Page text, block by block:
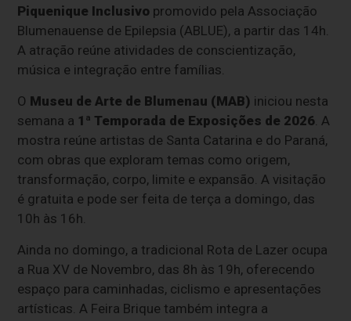
Piquenique Inclusivo promovido pela Associação
Blumenauense de Epilepsia (ABLUE), a partir das 14h.
A atração reúne atividades de conscientização,
música e integração entre famílias.
O Museu de Arte de Blumenau (MAB) iniciou nesta
semana a 1ª Temporada de Exposições de 2026 . A
mostra reúne artistas de Santa Catarina e do Paraná,
com obras que exploram temas como origem,
transformação, corpo, limite e expansão. A visitação
é gratuita e pode ser feita de terça a domingo, das
10h às 16h.
Ainda no domingo, a tradicional Rota de Lazer ocupa
a Rua XV de Novembro, das 8h às 19h, oferecendo
espaço para caminhadas, ciclismo e apresentações
artísticas. A Feira Brique também integra a